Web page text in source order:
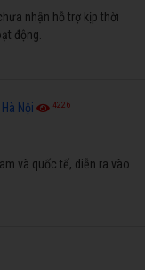
nhận hỗ trợ kịp thời
động.
Nội 4226
và quốc tế, diễn ra vào